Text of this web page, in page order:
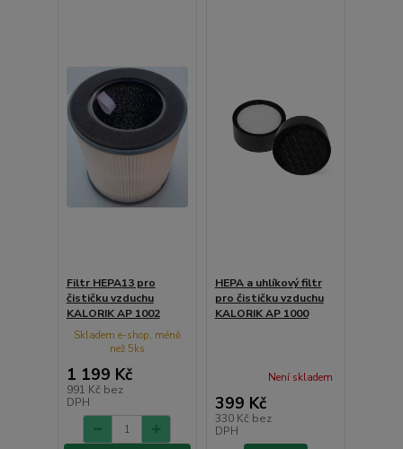
Filtr HEPA13 pro
čističku vzduchu
KALORIK AP 1002
1 199 Kč
991 Kč bez
DPH
Skladem e-shop, méně
než 5ks
HEPA a uhlíkový filtr
pro čističku vzduchu
KALORIK AP 1000
399 Kč
330 Kč bez
DPH
Není skladem